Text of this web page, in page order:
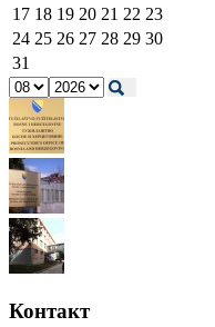
17 18 19 20 21 22 23
24 25 26 27 28 29 30
31
Контакт